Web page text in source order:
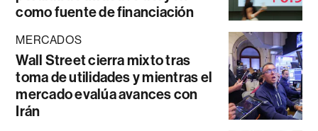
como fuente de financiación
MERCADOS
Wall Street cierra mixto tras
toma de utilidades y mientras el
mercado evalúa avances con
Irán